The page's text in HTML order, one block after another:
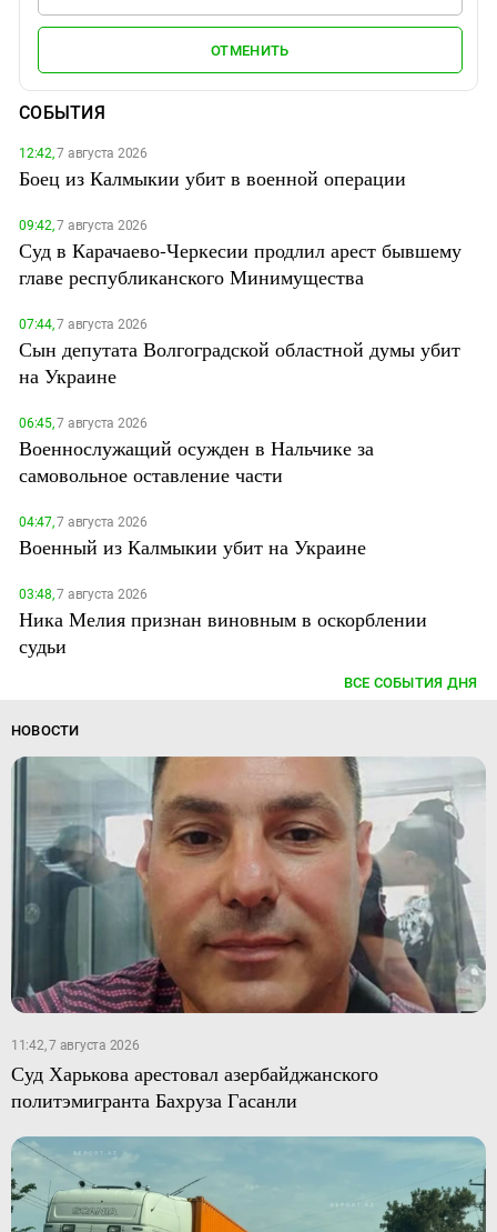
ОТМЕНИТЬ
СОБЫТИЯ
12:42,7 августа 2026
Боец из Калмыкии убит в военной операции
09:42,7 августа 2026
Суд в Карачаево-Черкесии продлил арест бывшему
главе республиканского Минимущества
07:44,7 августа 2026
Сын депутата Волгоградской областной думы убит
на Украине
06:45,7 августа 2026
Военнослужащий осужден в Нальчике за
самовольное оставление части
04:47,7 августа 2026
Военный из Калмыкии убит на Украине
03:48,7 августа 2026
Ника Мелия признан виновным в оскорблении
судьи
ВСЕ СОБЫТИЯ ДНЯ
НОВОСТИ
11:42, 7 августа 2026
Суд Харькова арестовал азербайджанского
политэмигранта Бахруза Гасанли